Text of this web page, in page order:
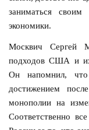
заниматься
экономики.
Москвич Сергей
подходов США и их
Он напомнил,
достижением
монополии на
Соответственно